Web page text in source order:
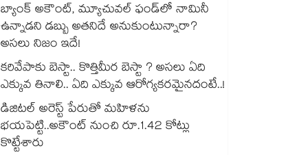
బ్యాంక్ అకౌంట్, మ్యూచువల్ ఫండ్‌లో నామినీ
ఉన్నాడని డబ్బు అతనిదే అనుకుంటున్నారా?
అసలు నిజం ఇదే!
కరివేపాకు బెస్టా.. కొత్తిమీర బెస్టా ? అసలు ఏది
ఎక్కువ తినాలి.. ఏది ఎక్కువ ఆరోగ్యకరమైనదంటే..!
డిజిటల్ అరెస్ట్ పేరుతో మహిళను
భయపెట్టి..అకౌంట్ నుంచి రూ.1.42 కోట్లు
కొట్టేశారు